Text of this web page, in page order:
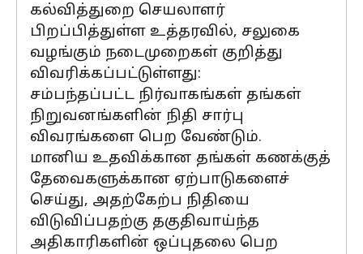
கல்வித்துறை செயலாளர்
பிறப்பித்துள்ள உத்தரவில், சலுகை
வழங்கும் நடைமுறைகள் குறித்து
விவரிக்கப்பட்டுள்ளது:
சம்பந்தப்பட்ட நிர்வாகங்கள் தங்கள்
நிறுவனங்களின் நிதி சார்பு
விவரங்களை பெற வேண்டும்.
மானிய உதவிக்கான தங்கள் கணக்குத்
தேவைகளுக்கான ஏற்பாடுகளைச்
செய்து, அதற்கேற்ப நிதியை
விடுவிப்பதற்கு தகுதிவாய்ந்த
அதிகாரிகளின் ஒப்புதலை பெற